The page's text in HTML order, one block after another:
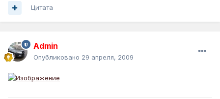
Цитата
Admin
Опубликовано 29 апреля, 2009